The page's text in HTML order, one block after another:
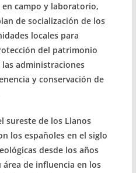
en campo y laboratorio,
de socialización de los
locales para
del patrimonio
administraciones
y conservación de
sureste de los Llanos
los españoles en el siglo
desde los años
de influencia en los